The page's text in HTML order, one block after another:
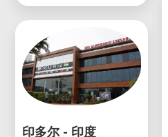
印多尔 - 印度